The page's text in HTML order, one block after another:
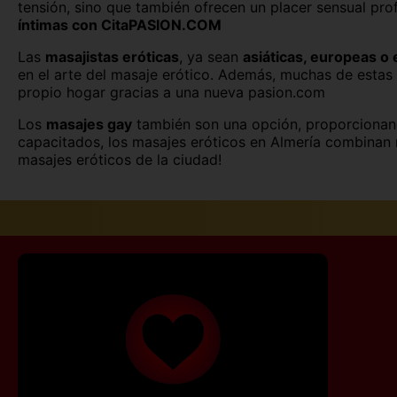
Palencia capital
Salamanca capital
Segovia capital
Teruel capital
Vitoria
tensión, sino que también ofrecen un placer sensual
íntimas con CitaPASION.COM
Las masajistas eróticas, ya sean asiáticas, europeas o
en el arte del masaje erótico. Además, muchas de
propio hogar gracias a una nueva pasion.com
Los masajes gay también son una opción,
capacitados, los masajes eróticos en Almería
masajes eróticos de la ciudad!